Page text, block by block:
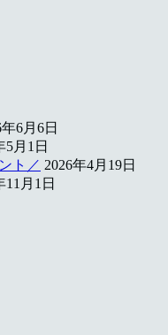
6月6日
5月1日
ト／ 2026年4月19日
11月1日